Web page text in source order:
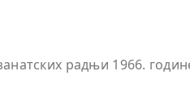
радњи 1966.